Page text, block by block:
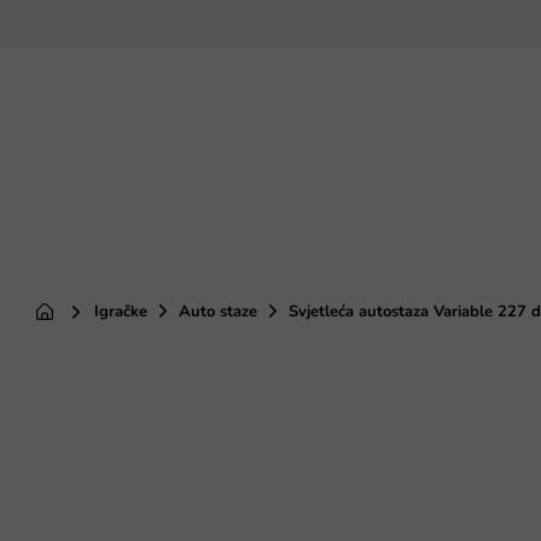
PočetnaIgračke Auto staze Svjetleća autostaza Variable 227